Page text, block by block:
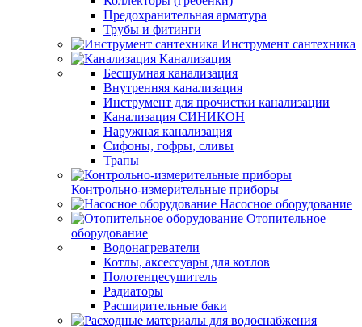
Предохранительная арматура
Трубы и фитинги
Инструмент сантехника
Канализация
Бесшумная канализация
Внутренняя канализация
Инструмент для прочистки канализации
Канализация СИНИКОН
Наружная канализация
Сифоны, гофры, сливы
Трапы
Контрольно-измерительные приборы
Насосное оборудование
Отопительное
оборудование
Водонагреватели
Котлы, аксессуары для котлов
Полотенцесушитель
Радиаторы
Расширительные баки